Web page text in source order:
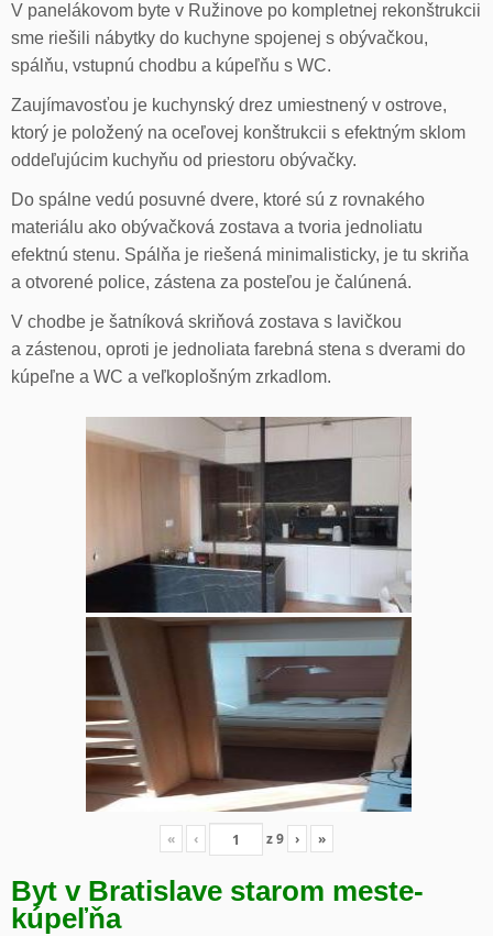
V panelákovom byte v Ružinove po kompletnej rekonštrukcii
sme riešili nábytky do kuchyne spojenej s obývačkou,
spálňu, vstupnú chodbu a kúpeľňu s WC.
Zaujímavosťou je kuchynský drez umiestnený v ostrove,
ktorý je položený na oceľovej konštrukcii s efektným sklom
oddeľujúcim kuchyňu od priestoru obývačky.
Do spálne vedú posuvné dvere, ktoré sú z rovnakého
materiálu ako obývačková zostava a tvoria jednoliatu
efektnú stenu. Spálňa je riešená minimalisticky, je tu skriňa
a otvorené police, zástena za posteľou je čalúnená.
V chodbe je šatníková skriňová zostava s lavičkou
a zástenou, oproti je jednoliata farebná stena s dverami do
kúpeľne a WC a veľkoplošným zrkadlom.
« ‹ z9 › »
Byt v Bratislave starom meste-
kúpeľňa